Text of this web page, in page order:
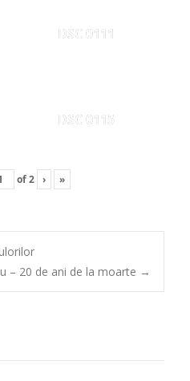
DSC 0111
DSC 0115
of2 › »
– 20 de ani de la moarte →